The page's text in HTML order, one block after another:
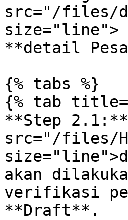
src="/files/
size="line">
**detail
{% tabs %}
{% tab
**Step
src="/files/
akan
verifikasi
**Draft**.